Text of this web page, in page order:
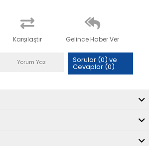
Karşılaştır Gelince Haber Ver
Yorum Yaz Sorular (0) ve
Cevaplar (0)